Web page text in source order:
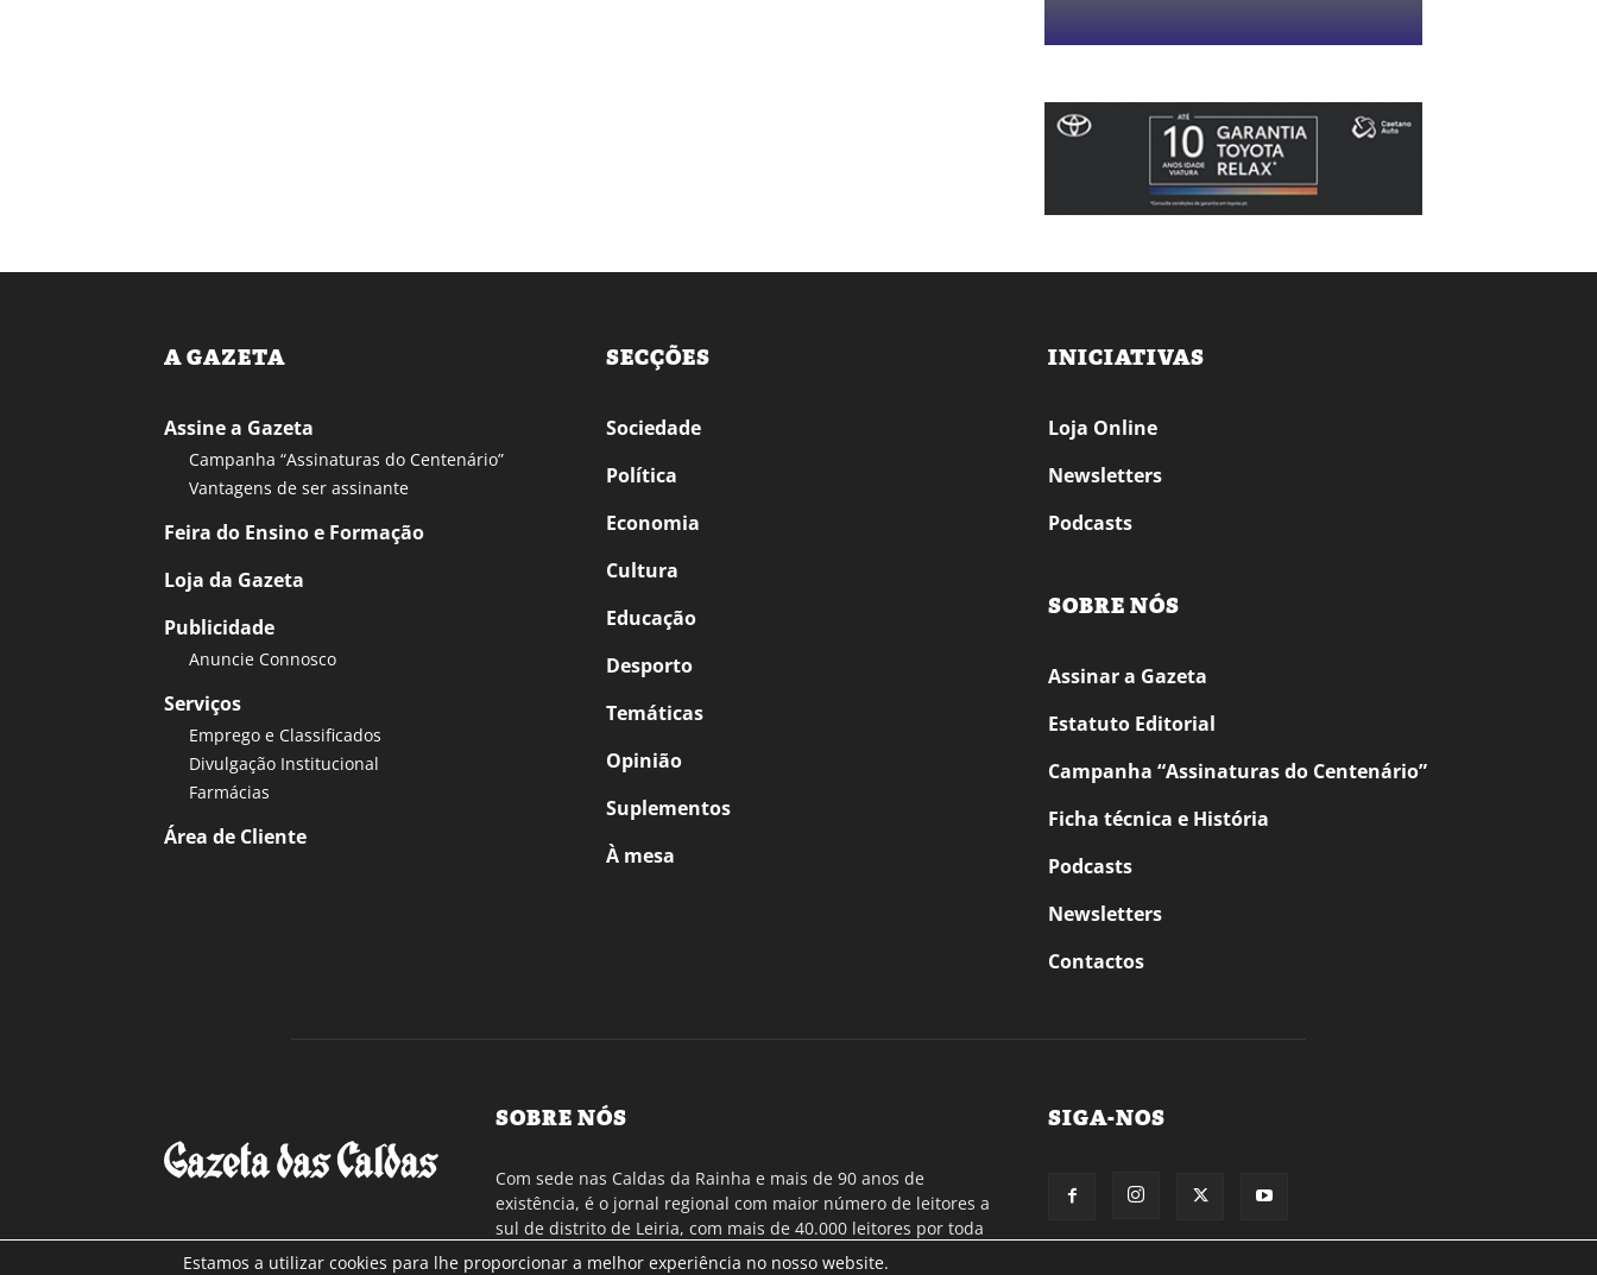
A GAZETA
Assine a Gazeta
Campanha “Assinaturas do Centenário”
Vantagens de ser assinante
Feira do Ensino e Formação
Loja da Gazeta
Publicidade
Anuncie Connosco
Serviços
Emprego e Classificados
Divulgação Institucional
Farmácias
Área de Cliente
SECÇÕES
Sociedade
Política
Economia
Cultura
Educação
Desporto
Temáticas
Opinião
Suplementos
À mesa
INICIATIVAS
Loja Online
Newsletters
Podcasts
SOBRE NÓS
Assinar a Gazeta
Estatuto Editorial
Campanha “Assinaturas do Centenário”
Ficha técnica e História
Podcasts
Newsletters
Contactos
SOBRE NÓS
Com sede nas Caldas da Rainha e mais de 90 anos de
existência, é o jornal regional com maior número de leitores a
sul de distrito de Leiria, com mais de 40.000 leitores por toda
a região Oeste. Jornal com distribuição em Portugal
SIGA-NOS
Estamos a utilizar cookies para lhe proporcionar a melhor experiência no nosso website.